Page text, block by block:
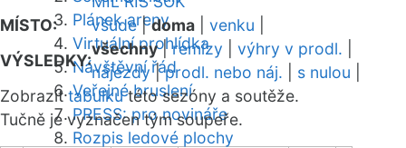
Plánek areny
Virtuální prohlídka
Návštěvní řád
Veřejné bruslení
PRESS: pro novináře
Rozpis ledové plochy
MÍSTO:
všude|doma venku
VÝSLEDKY:
všechny|remízy výhry v prodl.
nájezdy|prodl. nebo náj. s nulou
Zobrazittabulkutéto sezóny a soutěže.
Tučně je vyznačen tým soupeře.